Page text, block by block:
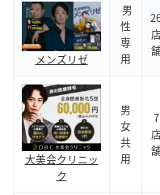
メンズリゼ
男
性
専
用
大美会クリニッ
ク
男
女
共
用
7